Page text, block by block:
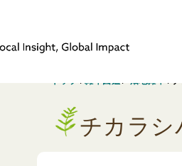
トップ /雑草図鑑/ 畑地雑草 /
チカラシ